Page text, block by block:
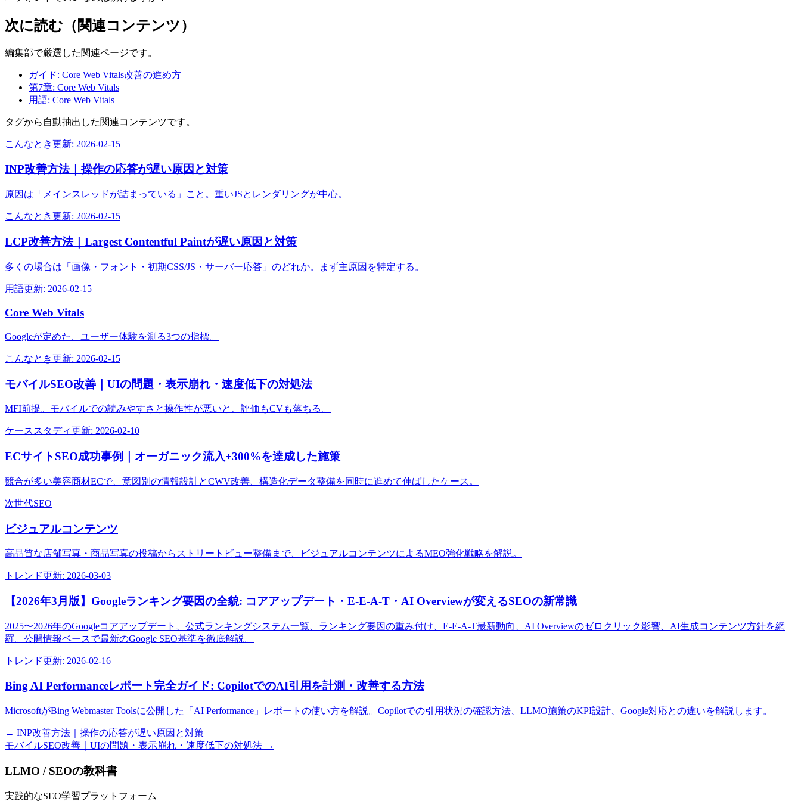
次に読む（関連コンテンツ）
編集部で厳選した関連ページです。
ガイド: Core Web Vitals改善の進め方
第7章: Core Web Vitals
用語: Core Web Vitals
タグから自動抽出した関連コンテンツです。
こんなとき更新: 2026-02-15
INP改善方法｜操作の応答が遅い原因と対策
原因は「メインスレッドが詰まっている」こと。重いJSとレンダリングが中心。
こんなとき更新: 2026-02-15
LCP改善方法｜Largest Contentful Paintが遅い原因と対策
多くの場合は「画像・フォント・初期CSS/JS・サーバー応答」のどれか。まず主原因を特定する。
用語更新: 2026-02-15
Core Web Vitals
Googleが定めた、ユーザー体験を測る3つの指標。
こんなとき更新: 2026-02-15
モバイルSEO改善｜UIの問題・表示崩れ・速度低下の対処法
MFI前提。モバイルでの読みやすさと操作性が悪いと、評価もCVも落ちる。
ケーススタディ更新: 2026-02-10
ECサイトSEO成功事例｜オーガニック流入+300%を達成した施策
競合が多い美容商材ECで、意図別の情報設計とCWV改善、構造化データ整備を同時に進めて伸ばしたケース。
次世代SEO
ビジュアルコンテンツ
高品質な店舗写真・商品写真の投稿からストリートビュー整備まで、ビジュアルコンテンツによるMEO強化戦略を解説。
トレンド更新: 2026-03-03
【2026年3月版】Googleランキング要因の全貌: コアアップデート・E-E-A-T・AI Overviewが変えるSEOの新常識
2025〜2026年のGoogleコアアップデート、公式ランキングシステム一覧、ランキング要因の重み付け、E-E-A-T最新動向、AI Overviewのゼロクリック影響、AI生成コンテンツ方針を網
羅。公開情報ベースで最新のGoogle SEO基準を徹底解説。
トレンド更新: 2026-02-16
Bing AI Performanceレポート完全ガイド: CopilotでのAI引用を計測・改善する方法
MicrosoftがBing Webmaster Toolsに公開した「AI Performance」レポートの使い方を解説。Copilotでの引用状況の確認方法、LLMO施策のKPI設計、Google対応との違いを解説します。
← INP改善方法｜操作の応答が遅い原因と対策
モバイルSEO改善｜UIの問題・表示崩れ・速度低下の対処法 →
LLMO / SEOの教科書
実践的なSEO学習プラットフォーム